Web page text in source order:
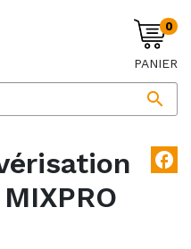

0
PANIER
facebook